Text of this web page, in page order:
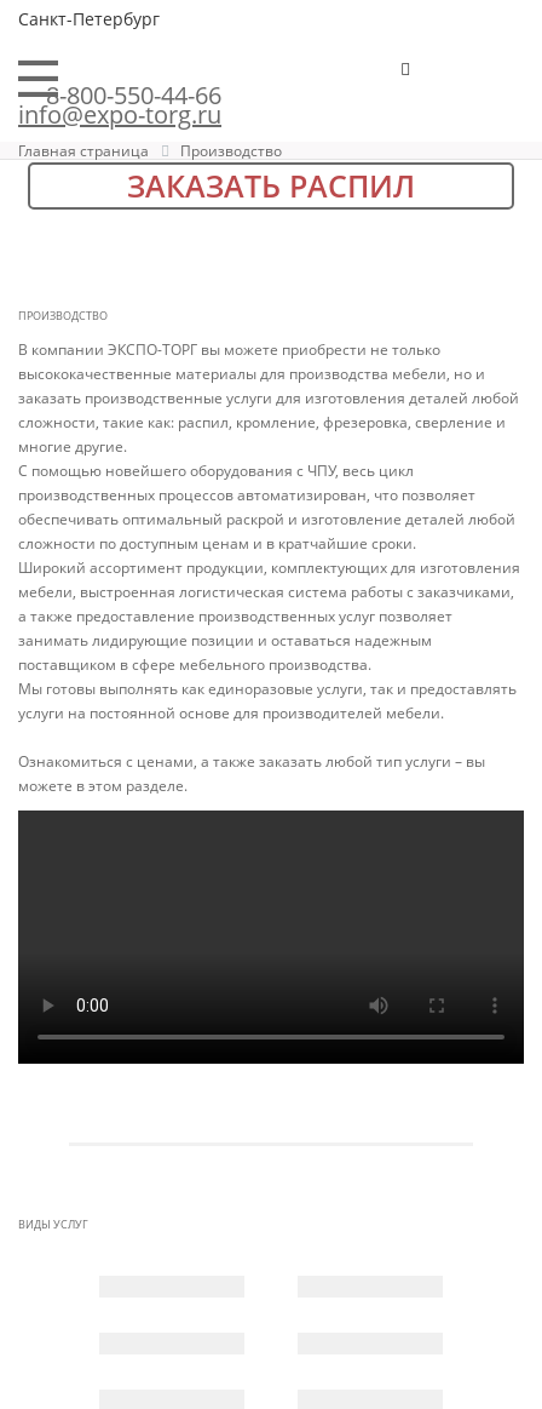
Санкт-Петербург
8-800-550-44-66
info@expo-torg.ru
Главная страница Производство
ЗАКАЗАТЬ РАСПИЛ
ПРОИЗВОДСТВО
В компании ЭКСПО-ТОРГ вы можете приобрести не только
высококачественные материалы для производства мебели, но и
заказать производственные услуги для изготовления деталей любой
сложности, такие как: распил, кромление, фрезеровка, сверление и
многие другие.
С помощью новейшего оборудования с ЧПУ, весь цикл
производственных процессов автоматизирован, что позволяет
обеспечивать оптимальный раскрой и изготовление деталей любой
сложности по доступным ценам и в кратчайшие сроки.
Широкий ассортимент продукции, комплектующих для изготовления
мебели, выстроенная логистическая система работы с заказчиками,
а также предоставление производственных услуг позволяет
занимать лидирующие позиции и оставаться надежным
поставщиком в сфере мебельного производства.
Мы готовы выполнять как единоразовые услуги, так и предоставлять
услуги на постоянной основе для производителей мебели.
Ознакомиться с ценами, а также заказать любой тип услуги – вы
можете в этом разделе.
ВИДЫ УСЛУГ